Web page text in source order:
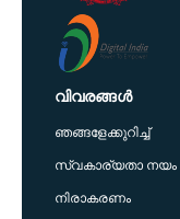
വിവരങ്ങൾ
ഞങ്ങളേക്കുറിച്ച്
സ്വകാര്യതാ നയം
നിരാകരണം